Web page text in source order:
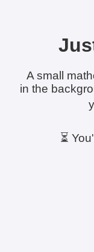
A small
in the
⏳